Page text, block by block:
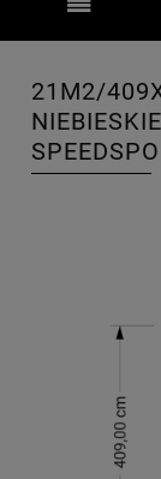
21M2/